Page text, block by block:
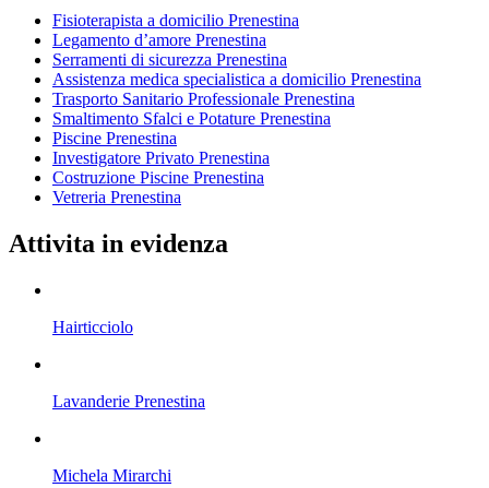
Fisioterapista a domicilio Prenestina
Legamento d’amore Prenestina
Serramenti di sicurezza Prenestina
Assistenza medica specialistica a domicilio Prenestina
Trasporto Sanitario Professionale Prenestina
Smaltimento Sfalci e Potature Prenestina
Piscine Prenestina
Investigatore Privato Prenestina
Costruzione Piscine Prenestina
Vetreria Prenestina
Attivita in evidenza
Hairticciolo
Lavanderie Prenestina
Michela Mirarchi